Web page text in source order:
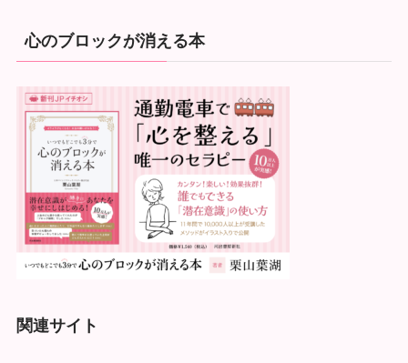
心のブロックが消える本
関連サイト